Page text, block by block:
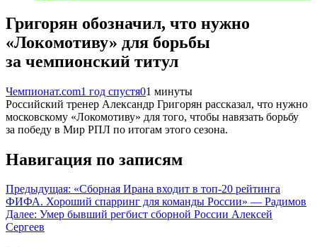
Григорян обозначил, что нужно
«Локомотиву» для борьбы
за чемпионский титул
Чемпионат.com1 год спустя01 минуты
Российский тренер Александр Григорян рассказал, что нужно
московскому «Локомотиву» для того, чтобы навязать борьбу
за победу в Мир РПЛ по итогам этого сезона.
Навигация по записям
Предыдущая: «Сборная Ирана входит в топ‑20 рейтинга
ФИФА. Хороший спарринг для команды России» — Радимов
Далее: Умер бывший регбист сборной России Алексей
Сергеев